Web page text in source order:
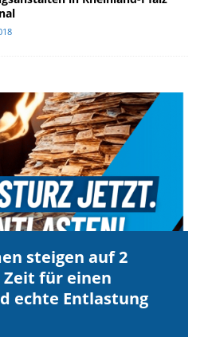
steigen auf 2
Zeit für einen
echte Entlastung